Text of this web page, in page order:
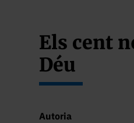
Els cent
Déu
Autoria